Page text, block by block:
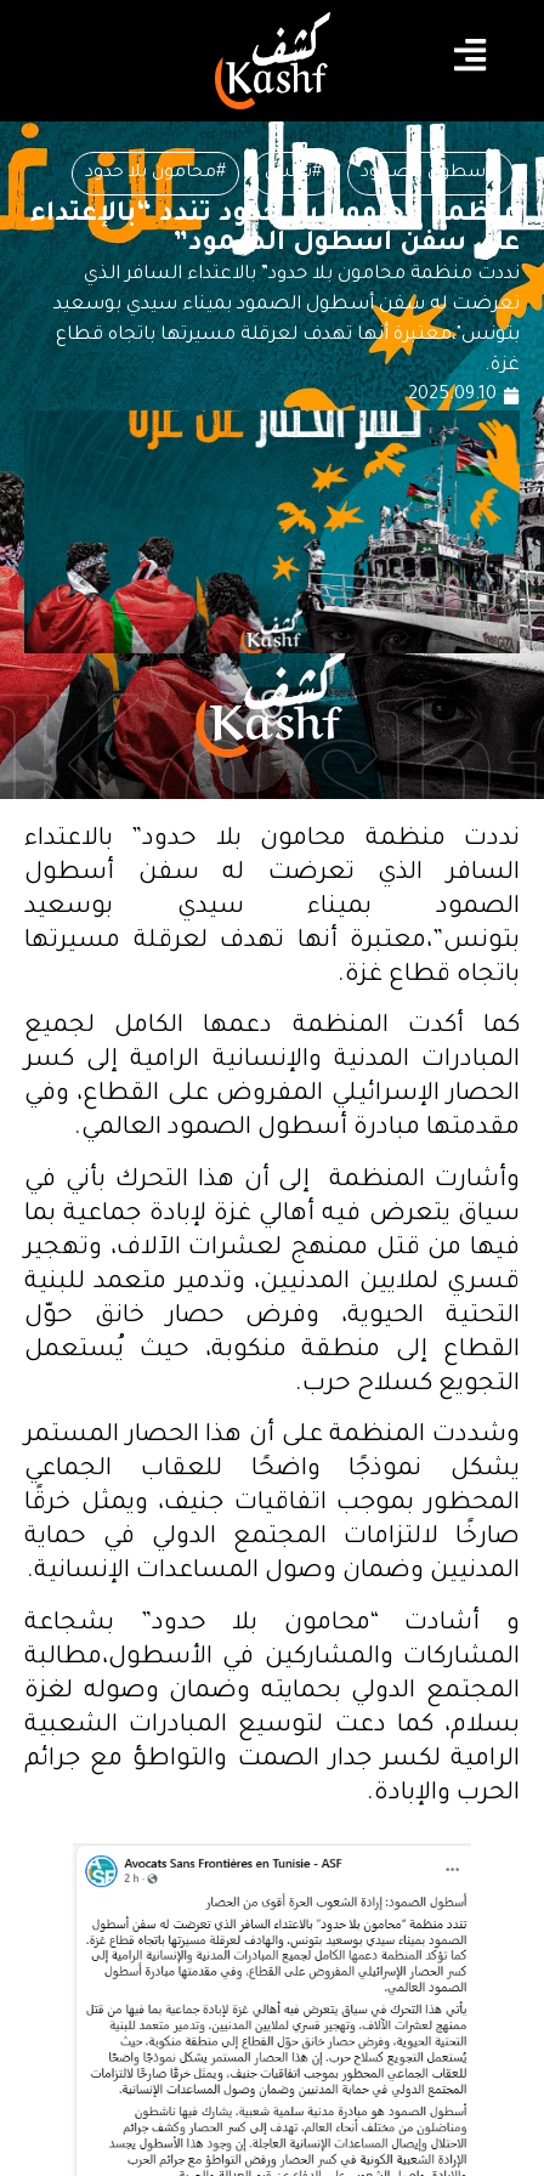
#أسطول الصمود #تونس #محامون بلا حدود
منظمة محامون بلا حدود تندد “بالإعتداء
على سفن أسطول الصمود”
نددت منظمة محامون بلا حدود” بالاعتداء السافر الذي
تعرضت له سفن أسطول الصمود بميناء سيدي بوسعيد
بتونس"،معتبرة أنها تهدف لعرقلة مسيرتها باتجاه قطاع
غزة.
2025.09.10
نددت منظمة محامون بلا حدود” بالاعتداء
السافر الذي تعرضت له سفن أسطول
الصمود بميناء سيدي بوسعيد
بتونس”،معتبرة أنها تهدف لعرقلة مسيرتها
باتجاه قطاع غزة.
كما أكدت المنظمة دعمها الكامل لجميع
المبادرات المدنية والإنسانية الرامية إلى كسر
الحصار الإسرائيلي المفروض على القطاع، وفي
مقدمتها مبادرة أسطول الصمود العالمي.
وأشارت المنظمة إلى أن هذا التحرك بأني في
سياق يتعرض فيه أهالي غزة لإبادة جماعية بما
فيها من قتل ممنهج لعشرات الآلاف، وتهجير
قسري لملايين المدنيين، وتدمير متعمد للبنية
التحتية الحيوية، وفرض حصار خانق حوّل
القطاع إلى منطقة منكوبة، حيث يُستعمل
التجويع كسلاح حرب.
وشددت المنظمة على أن هذا الحصار المستمر
يشكل نموذجًا واضحًا للعقاب الجماعي
المحظور بموجب اتفاقيات جنيف، ويمثل خرقًا
صارخًا لالتزامات المجتمع الدولي في حماية
المدنيين وضمان وصول المساعدات الإنسانية.
و أشادت “محامون بلا حدود” بشجاعة
المشاركات والمشاركين في الأسطول،مطالبة
المجتمع الدولي بحمايته وضمان وصوله لغزة
بسلام، كما دعت لتوسيع المبادرات الشعبية
الرامية لكسر جدار الصمت والتواطؤ مع جرائم
الحرب والإبادة.